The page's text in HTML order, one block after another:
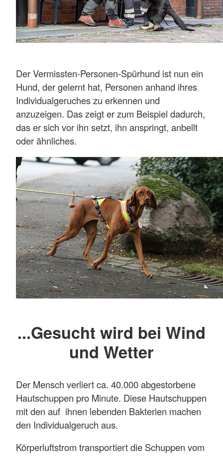
Der Vermissten-Personen-Spürhund ist nun ein
Hund, der gelernt hat, Personen anhand ihres
Individualgeruches zu erkennen und
anzuzeigen. Das zeigt er zum Beispiel dadurch,
das er sich vor ihn setzt, ihn anspringt, anbellt
oder ähnliches.
...Gesucht wird bei Wind
und Wetter
Der Mensch verliert ca. 40.000 abgestorbene
Hautschuppen pro Minute. Diese Hautschuppen
mit den auf ihnen lebenden Bakterien machen
den Individualgeruch aus.
Körperluftstrom transportiert die Schuppen vom